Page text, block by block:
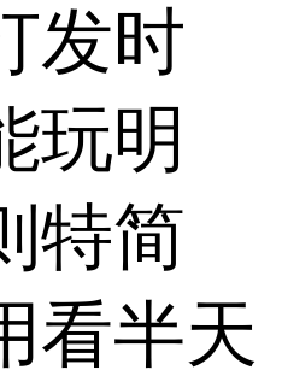
发时
玩明
特简
看半天